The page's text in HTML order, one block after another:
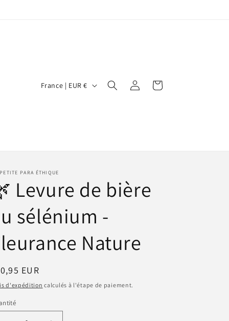
é
g
o
n
France | EUR € Connexion Panier
PARA ÉTHIQUE
Levure de bière
sélénium -
Nature
EUR
d'expédition calculés à l'étape de paiement.